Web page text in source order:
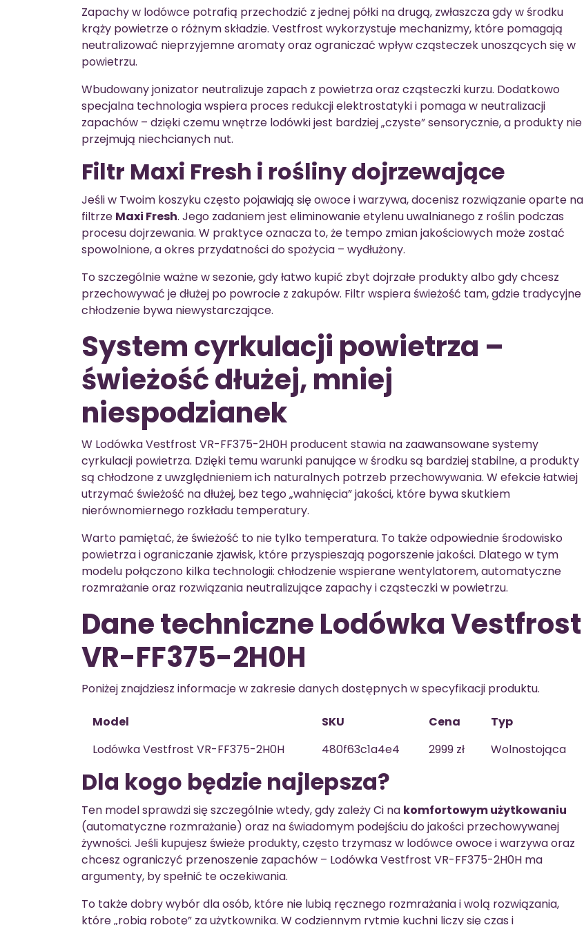
Zapachy w lodówce potrafią przechodzić z jednej półki na drugą, zwłaszcza gdy w środku
krąży powietrze o różnym składzie. Vestfrost wykorzystuje mechanizmy, które pomagają
neutralizować nieprzyjemne aromaty oraz ograniczać wpływ cząsteczek unoszących się w
powietrzu.
Wbudowany jonizator neutralizuje zapach z powietrza oraz cząsteczki kurzu. Dodatkowo
specjalna technologia wspiera proces redukcji elektrostatyki i pomaga w neutralizacji
zapachów – dzięki czemu wnętrze lodówki jest bardziej „czyste” sensorycznie, a produkty nie
przejmują niechcianych nut.
Filtr Maxi Fresh i rośliny dojrzewające
Jeśli w Twoim koszyku często pojawiają się owoce i warzywa, docenisz rozwiązanie oparte na
filtrze Maxi Fresh. Jego zadaniem jest eliminowanie etylenu uwalnianego z roślin podczas
procesu dojrzewania. W praktyce oznacza to, że tempo zmian jakościowych może zostać
spowolnione, a okres przydatności do spożycia – wydłużony.
To szczególnie ważne w sezonie, gdy łatwo kupić zbyt dojrzałe produkty albo gdy chcesz
przechowywać je dłużej po powrocie z zakupów. Filtr wspiera świeżość tam, gdzie tradycyjne
chłodzenie bywa niewystarczające.
System cyrkulacji powietrza –
świeżość dłużej, mniej
niespodzianek
W Lodówka Vestfrost VR-FF375-2H0H producent stawia na zaawansowane systemy
cyrkulacji powietrza. Dzięki temu warunki panujące w środku są bardziej stabilne, a produkty
są chłodzone z uwzględnieniem ich naturalnych potrzeb przechowywania. W efekcie łatwiej
utrzymać świeżość na dłużej, bez tego „wahnięcia” jakości, które bywa skutkiem
nierównomiernego rozkładu temperatury.
Warto pamiętać, że świeżość to nie tylko temperatura. To także odpowiednie środowisko
powietrza i ograniczanie zjawisk, które przyspieszają pogorszenie jakości. Dlatego w tym
modelu połączono kilka technologii: chłodzenie wspierane wentylatorem, automatyczne
rozmrażanie oraz rozwiązania neutralizujące zapachy i cząsteczki w powietrzu.
Dane techniczne Lodówka Vestfrost
VR-FF375-2H0H
Poniżej znajdziesz informacje w zakresie danych dostępnych w specyfikacji produktu.
Model SKU Cena
Typ
Lodówka Vestfrost VR-FF375-2H0H
480f63c1a4e4 2999 zł Wolnostojąca
Dla kogo będzie najlepsza?
Ten model sprawdzi się szczególnie wtedy, gdy zależy Ci na komfortowym użytkowaniu
(automatyczne rozmrażanie) oraz na świadomym podejściu do jakości przechowywanej
żywności. Jeśli kupujesz świeże produkty, często trzymasz w lodówce owoce i warzywa oraz
chcesz ograniczyć przenoszenie zapachów – Lodówka Vestfrost VR-FF375-2H0H ma
argumenty, by spełnić te oczekiwania.
To także dobry wybór dla osób, które nie lubią ręcznego rozmrażania i wolą rozwiązania,
które „robią robotę” za użytkownika. W codziennym rytmie kuchni liczy się czas i